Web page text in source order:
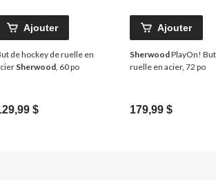
Ajouter
de hockey de ruelle en
Sherwood , 60 po
$
Ajouter
SherwoodPlayOn!
ruelle en acier, 72 po
179,99 $